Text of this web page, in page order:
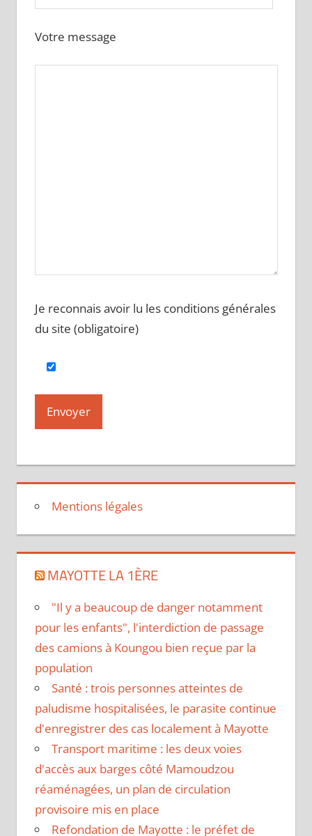
Votre message
Je reconnais avoir lu les conditions générales
du site (obligatoire)
Mentions légales
MAYOTTE LA 1ÈRE
"Il y a beaucoup de danger notamment
pour les enfants", l'interdiction de passage
des camions à Koungou bien reçue par la
population
Santé : trois personnes atteintes de
paludisme hospitalisées, le parasite continue
d'enregistrer des cas localement à Mayotte
Transport maritime : les deux voies
d'accès aux barges côté Mamoudzou
réaménagées, un plan de circulation
provisoire mis en place
Refondation de Mayotte : le préfet de